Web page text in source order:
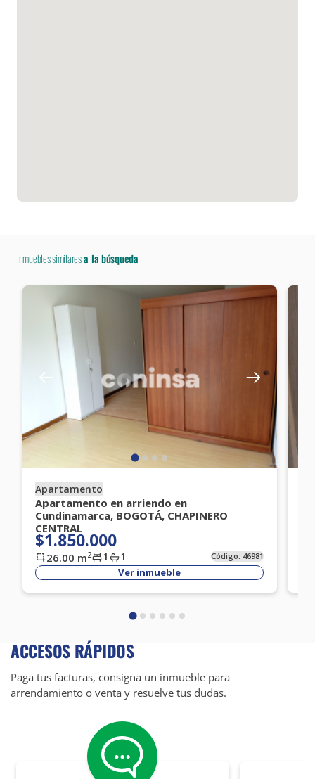
Inmuebles similaresa la búsqueda
Apartamento
Apartamento en arriendo en
Cundinamarca, BOGOTÁ, CHAPINERO
CENTRAL
$1.850.000
26.00 m2 1 1 Código: 46981
Ver inmueble
ACCESOS RÁPIDOS
Paga tus facturas, consigna un inmueble para
arrendamiento o venta y resuelve tus dudas.